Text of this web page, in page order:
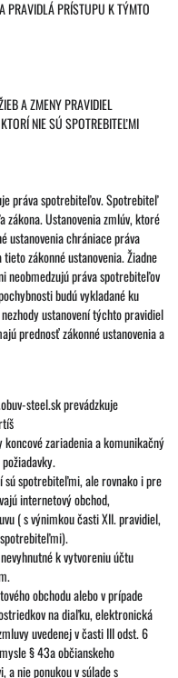
PRAVIDLÁ PRÍSTUPU K TÝMTO
A ZMENY PRAVIDIEL
NIE SÚ SPOTREBITEĽMI
práva spotrebiteľov. Spotrebiteľ
zákona. Ustanovenia zmlúv, ktoré
ustanovenia chrániace práva
zákonné ustanovenia. Žiadne
neobmedzujú práva spotrebiteľov
budú vykladané ku
ustanovení týchto pravidiel
prednosť zákonné ustanovenia a
steel.sk prevádzkuje
zariadenia a komunikačný
sú spotrebiteľmi, ale rovnako i pre
internetový obchod,
( s výnimkou časti XII. pravidiel,
k vytvoreniu účtu
obchodu alebo v prípade
na diaľku, elektronická
uvedenej v časti III odst. 6
§ 43a občianskeho
a nie ponukou v súlade s